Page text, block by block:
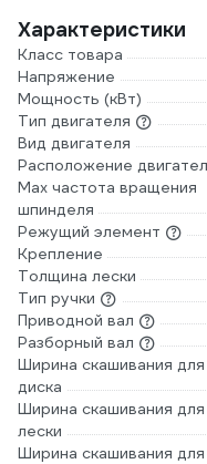
Характеристики
Класс товара
Напряжение
Мощность (кВт)
Тип двигателя
Вид двигателя
Расположение
Max частота вращения
шпинделя
Режущий элемент
Крепление
Толщина лески
Тип ручки
Приводной вал
Разборный вал
Ширина скашивания для
диска
Ширина скашивания для
лески
Ширина скашивания для